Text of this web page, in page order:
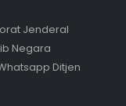
Jenderal
Negara
Ditjen